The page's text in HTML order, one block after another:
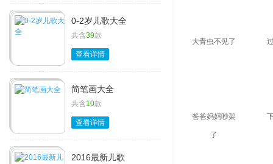
0-2岁儿歌大全
共含39款
查看详情
简笔画大全
共含10款
查看详情
2016最新儿歌
大青虫不见了
爸爸妈妈吵架
了